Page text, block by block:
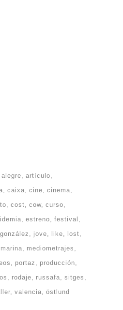
alegre
artículo
caixa cine
cinema
cost cow curso
estreno
festival
gonzález jove like
lost
marina
mediometrajes
portaz
producción
rodaje russafa
sitges
valencia östlund